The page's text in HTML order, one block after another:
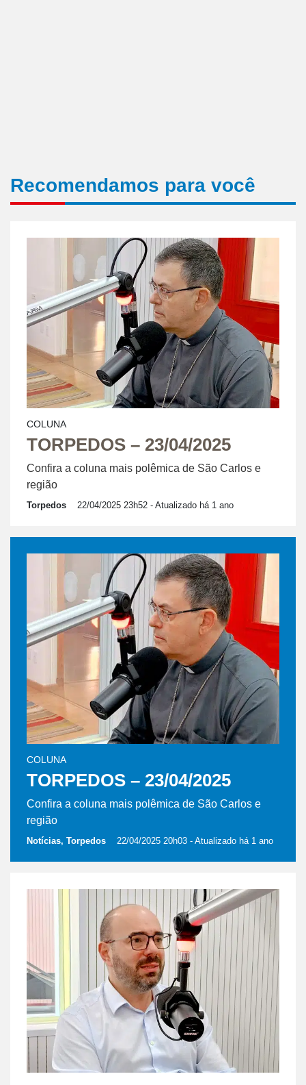
Recomendamos para você
COLUNA
TORPEDOS – 23/04/2025
Confira a coluna mais polêmica de São Carlos e
região
Torpedos 22/04/2025 23h52 - Atualizado há 1 ano
COLUNA
TORPEDOS – 23/04/2025
Confira a coluna mais polêmica de São Carlos e
região
Notícias, Torpedos 22/04/2025 20h03 - Atualizado há 1 ano